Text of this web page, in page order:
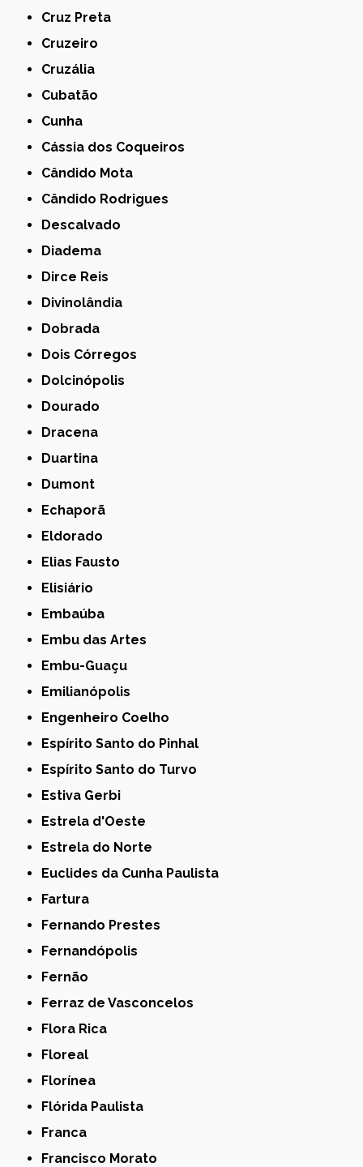
Cruz Preta
Cruzeiro
Cruzália
Cubatão
Cunha
Cássia dos Coqueiros
Cândido Mota
Cândido Rodrigues
Descalvado
Diadema
Dirce Reis
Divinolândia
Dobrada
Dois Córregos
Dolcinópolis
Dourado
Dracena
Duartina
Dumont
Echaporã
Eldorado
Elias Fausto
Elisiário
Embaúba
Embu das Artes
Embu-Guaçu
Emilianópolis
Engenheiro Coelho
Espírito Santo do Pinhal
Espírito Santo do Turvo
Estiva Gerbi
Estrela d'Oeste
Estrela do Norte
Euclides da Cunha Paulista
Fartura
Fernando Prestes
Fernandópolis
Fernão
Ferraz de Vasconcelos
Flora Rica
Floreal
Florínea
Flórida Paulista
Franca
Francisco Morato